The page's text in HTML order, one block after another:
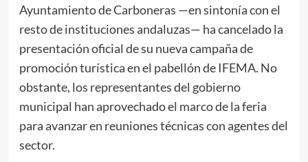
Ayuntamiento de Carboneras —en sintonía con el
resto de instituciones andaluzas— ha cancelado la
presentación oficial de su nueva campaña de
promoción turística en el pabellón de IFEMA. No
obstante, los representantes del gobierno
municipal han aprovechado el marco de la feria
para avanzar en reuniones técnicas con agentes del
sector.